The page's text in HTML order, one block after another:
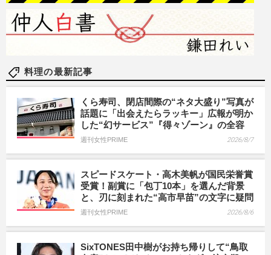
料理の最新記事
くら寿司、閉店間際の“ネタ大盛り”写真が
話題に「出会えたらラッキー」広報が明か
した“幻サービス”『得々ゾーン』の全容
週刊女性PRIME 2026/8/7
スピードスケート・高木美帆が国民栄誉賞
受賞！副賞に「包丁10本」を選んだ背景
と、刃に刻まれた“高市早苗”の文字に疑問
週刊女性PRIME 2026/8/6
SixTONES田中樹がお持ち帰りして“鳥取